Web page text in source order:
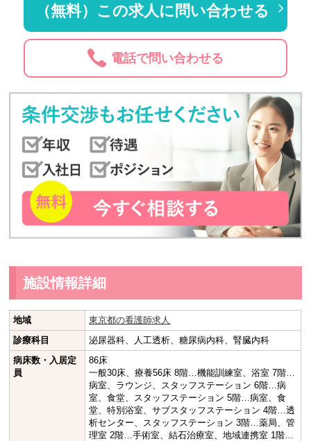
（無料）この求人に問い合わせる
電話で問い合わせる
施設情報詳細
地域
東京都の看護師求人
診療科目
泌尿器科、人工透析、糖尿病内科、腎臓内科
病床数・入居定
員
86床
一般30床、療養56床 8階…機能訓練室、浴室 7階…
病室、ラウンジ、スタッフステーション 6階…病
室、食堂、スタッフステーション 5階…病室、食
堂、特別浴室、サブスタッフステーション 4階…透
析センター、スタッフステーション 3階…薬局、管
理室 2階…手術室、結石治療室、地域連携室 1階…